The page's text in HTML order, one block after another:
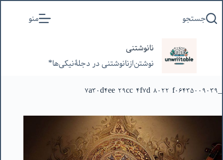
به
جستجو منو
نانوشتنی
نوشتن‌از‌نانوشتنی‌ در‌ دجلۀنیکی‌ها*
_7a30d4ee-29cc-4f7d-8022-f06435009039